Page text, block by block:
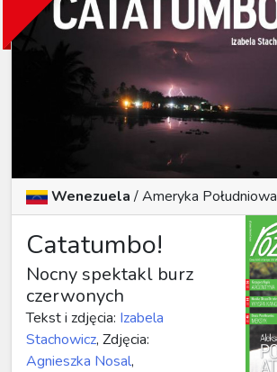
Wenezuela/ Ameryka Południowa
Catatumbo!
Nocny spektakl burz
czerwonych
Tekst i zdjęcia: Izabela
Stachowicz, Zdjęcia:
Agnieszka Nosal,